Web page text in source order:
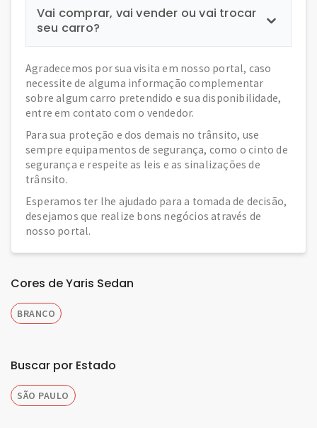
Vai comprar, vai vender ou vai trocar
seu carro?
Agradecemos por sua visita em nosso portal, caso
necessite de alguma informação complementar
sobre algum carro pretendido e sua disponibilidade,
entre em contato com o vendedor.
Para sua proteção e dos demais no trânsito, use
sempre equipamentos de segurança, como o cinto de
segurança e respeite as leis e as sinalizações de
trânsito.
Esperamos ter lhe ajudado para a tomada de decisão,
desejamos que realize bons negócios através de
nosso portal.
Cores de Yaris Sedan
BRANCO
Buscar por Estado
SÃO PAULO